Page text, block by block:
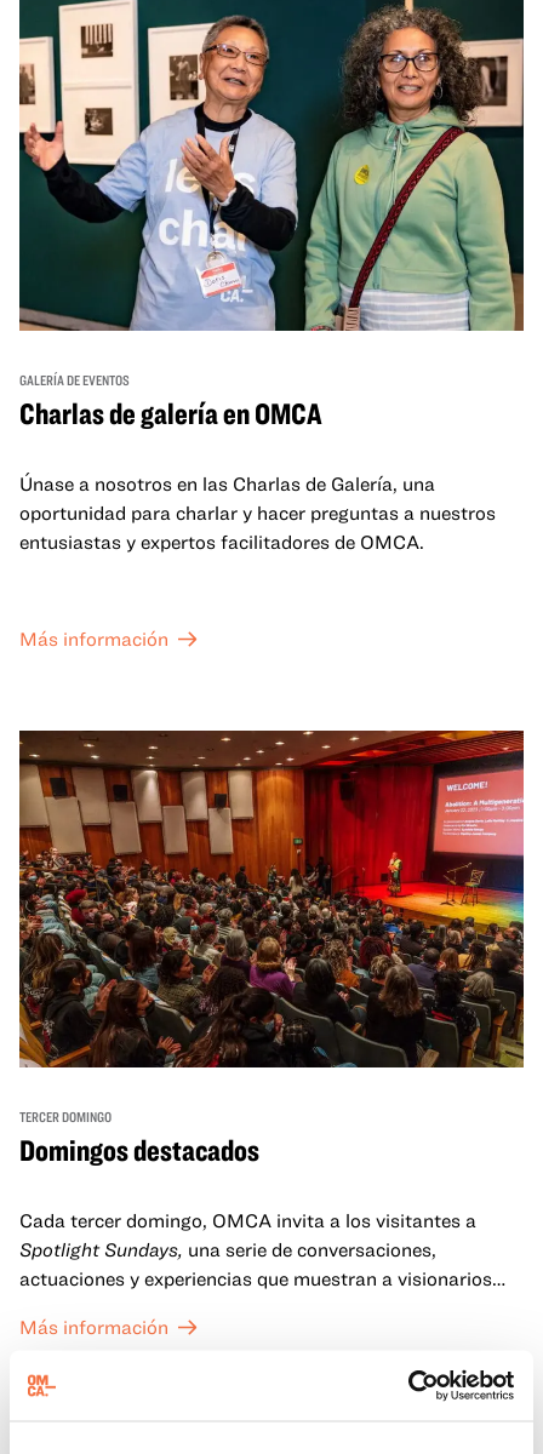
GALERÍA DE EVENTOS
Charlas de galería en OMCA
Únase a nosotros en las Charlas de Galería, una
oportunidad para charlar y hacer preguntas a nuestros
entusiastas y expertos facilitadores de OMCA.
Más información
TERCER DOMINGO
Domingos destacados
Cada tercer domingo, OMCA invita a los visitantes a
Spotlight Sundays, una serie de conversaciones,
actuaciones y experiencias que muestran a visionarios
Más información